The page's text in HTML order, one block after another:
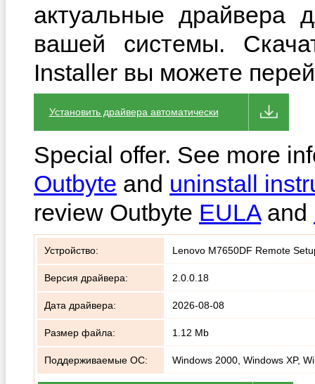
актуальные драйвера
вашей системы.
Installer вы можете
Установить драйвера автоматически
Special offer. See more
Outbyte and uninstall
review Outbyte EULAand
Устройство: Lenovo M7650DF Remote
Версия драйвера: 2.0.0.18
Дата драйвера: 2026-08-08
Размер файла: 1.12 Mb
Поддерживаемые ОС: Windows 2000, Windows XP,